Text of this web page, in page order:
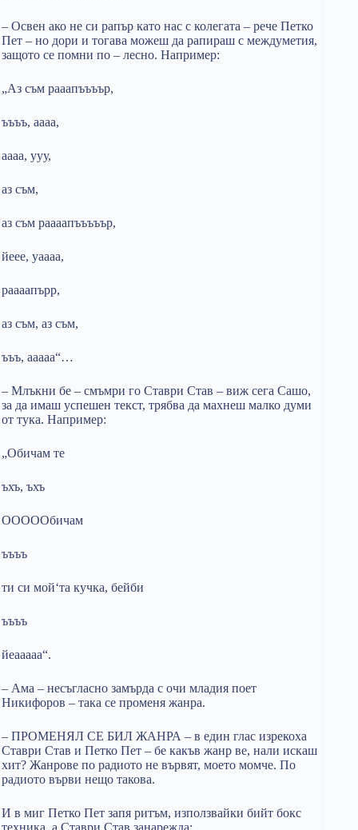
– Освен ако не си рапър като нас с колегата – рече Петко
Пет – но дори и тогава можеш да рапираш с междуметия,
защото се помни по – лесно. Например:
„Аз съм рааапъъъър,
ъъъъ, аааа,
аааа, ууу,
аз съм,
аз съм раааапъъъъър,
йеее, уаааа,
раааапърр,
аз съм, аз съм,
ъъъ, ааааа“…
– Млъкни бе – смъмри го Ставри Став – виж сега Сашо,
за да имаш успешен текст, трябва да махнеш малко думи
от тука. Например:
„Обичам те
ъхъ, ъхъ
ОООООбичам
ъъъъ
ти си мой‘та кучка, бейби
ъъъъ
йеааааа“.
– Ама – несъгласно замърда с очи младия поет
Никифоров – така се променя жанра.
– ПРОМЕНЯЛ СЕ БИЛ ЖАНРА – в един глас изрекоха
Ставри Став и Петко Пет – бе какъв жанр ве, нали искаш
хит? Жанрове по радиото не вървят, моето момче. По
радиото върви нещо такова.
И в миг Петко Пет запя ритъм, използвайки бийт бокс
техника, а Ставри Став занарежда: